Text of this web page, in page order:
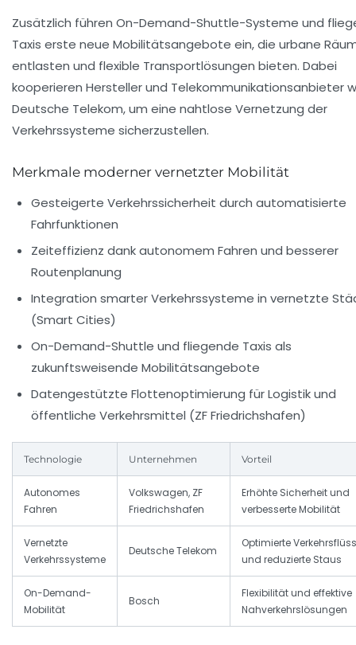
Zusätzlich führen On-Demand-Shuttle-Systeme und
Taxis erste neue Mobilitätsangebote ein, die urbane
entlasten und flexible Transportlösungen bieten. Dabei
kooperieren Hersteller und Telekommunikationsanbieter
Deutsche Telekom, um eine nahtlose Vernetzung der
Verkehrssysteme sicherzustellen.
Merkmale moderner vernetzter Mobilität
Gesteigerte Verkehrssicherheit durch automatisierte
Fahrfunktionen
Zeiteffizienz dank autonomem Fahren und besserer
Routenplanung
Integration smarter Verkehrssysteme in vernetzte
(Smart Cities)
On-Demand-Shuttle und fliegende Taxis als
zukunftsweisende Mobilitätsangebote
Datengestützte Flottenoptimierung für Logistik und
öffentliche Verkehrsmittel (ZF Friedrichshafen)
Technologie Unternehmen Vorteil
Autonomes
Fahren
Volkswagen, ZF
Friedrichshafen
Erhöhte Sicherheit und
verbesserte Mobilität
Vernetzte
Verkehrssysteme
Deutsche Telekom
Optimierte
und reduzierte Staus
On-Demand-
Mobilität
Bosch
Flexibilität und effektive
Nahverkehrslösungen